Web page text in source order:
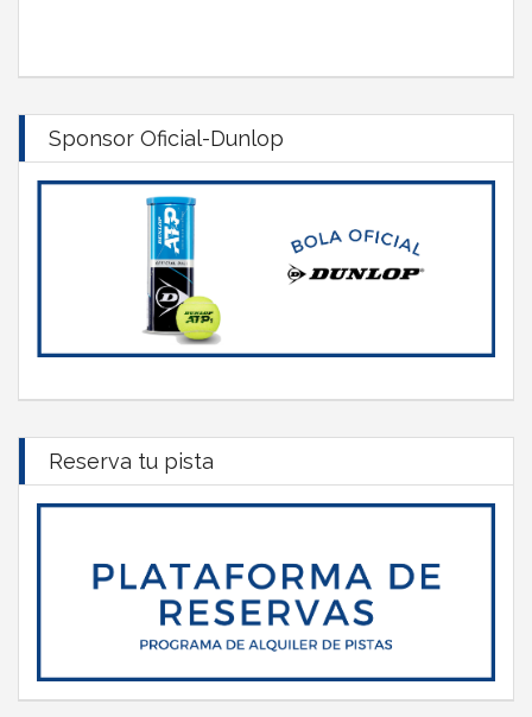
Sponsor Oficial-Dunlop
Reserva tu pista